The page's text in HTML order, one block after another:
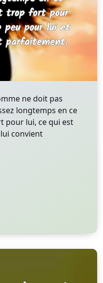
ne doit pas
longtemps en ce
pour lui, ce qui est
convient